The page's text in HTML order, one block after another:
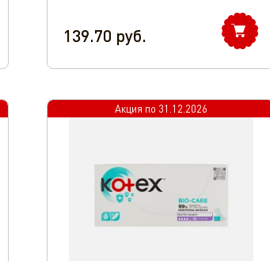
139.70 руб.
Акция по 31.12.2026